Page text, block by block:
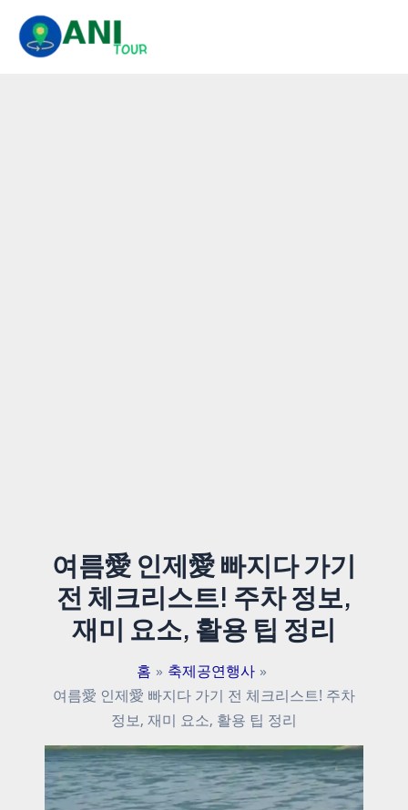
여름愛 인제愛 빠지다 가기
전 체크리스트! 주차 정보,
재미 요소, 활용 팁 정리
홈
축제공연행사
여름愛 인제愛 빠지다 가기 전 체크리스트! 주차
정보, 재미 요소, 활용 팁 정리